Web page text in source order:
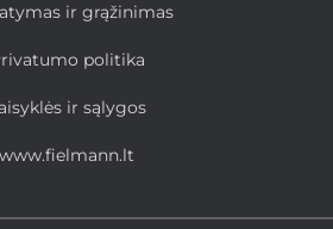
ir grąžinimas
politika
ir sąlygos
www.fielmann.lt